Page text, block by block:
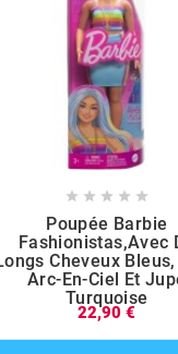
    
Poupée Barbie
Fashionistas,avec
Cheveux
Arc-En-Ciel Et
Turquoise
22,90 €